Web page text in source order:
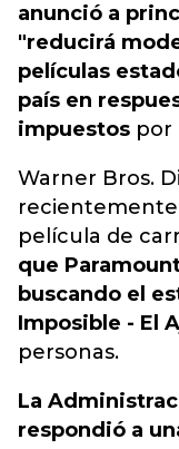
anunció a
"reducirá
películas
país en
impuestos por
Warner Bros.
recientemente
película de
que
buscando el
Imposible - El
personas.
La
respondió a